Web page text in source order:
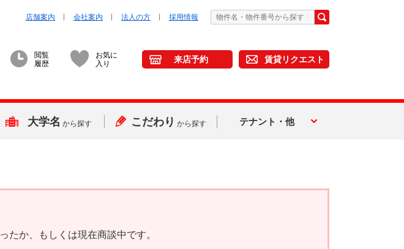
店舗案内 会社案内 法人の方 採用情報
閲覧
履歴
お気に
入り
来店予約 賃貸リクエスト
大学名 から探す こだわり から探す テナント・他
たか、もしくは現在商談中です。